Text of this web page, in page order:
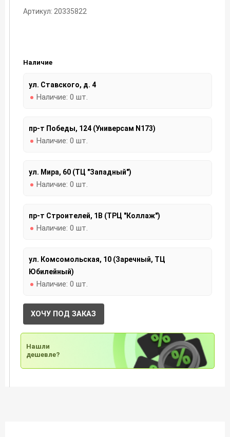
Артикул: 20335822
Наличие
ул. Ставского, д. 4
Наличие: 0 шт.
пр-т Победы, 124 (Универсам N173)
Наличие: 0 шт.
ул. Мира, 60 (ТЦ "Западный")
Наличие: 0 шт.
пр-т Строителей, 1В (ТРЦ "Коллаж")
Наличие: 0 шт.
ул. Комсомольская, 10 (Заречный, ТЦ
Юбилейный)
Наличие: 0 шт.
ХОЧУ ПОД ЗАКАЗ
Нашли
дешевле?